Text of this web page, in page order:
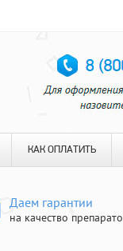
КАК ОПЛАТИТЬ
Даем гарантии
на качество